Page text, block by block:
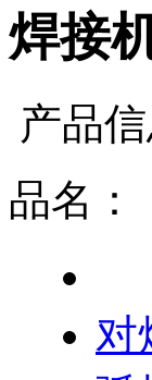
焊接
产品
品名：
对